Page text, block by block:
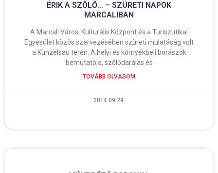
ÉRIK A SZŐLŐ… – SZÜRETI NAPOK
MARCALIBAN
A Marcali Városi Kulturális Központ és a Turiszutikai
Egyesület közös szervezésében szüreti mulatáság volt
a Künzelsau téren. A helyi és környékbeli borászok
bemutatója, szőlődarálás és
TOVÁBB OLVASOM
2014.09.29.